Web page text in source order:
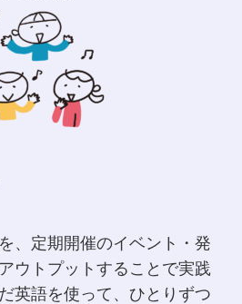
、定期開催のイベント・発
ウトプットすることで実践
英語を使って、ひとりずつ